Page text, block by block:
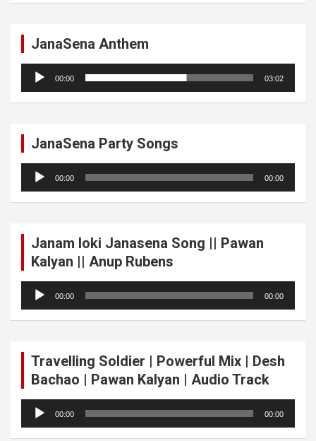
JanaSena Anthem
Audio
Player
00:00 03:02
JanaSena Party Songs
Audio
Player
00:00 00:00
Janam loki Janasena Song || Pawan
Kalyan || Anup Rubens
Audio
Player
00:00 00:00
Travelling Soldier | Powerful Mix | Desh
Bachao | Pawan Kalyan | Audio Track
Audio
Player
00:00 00:00